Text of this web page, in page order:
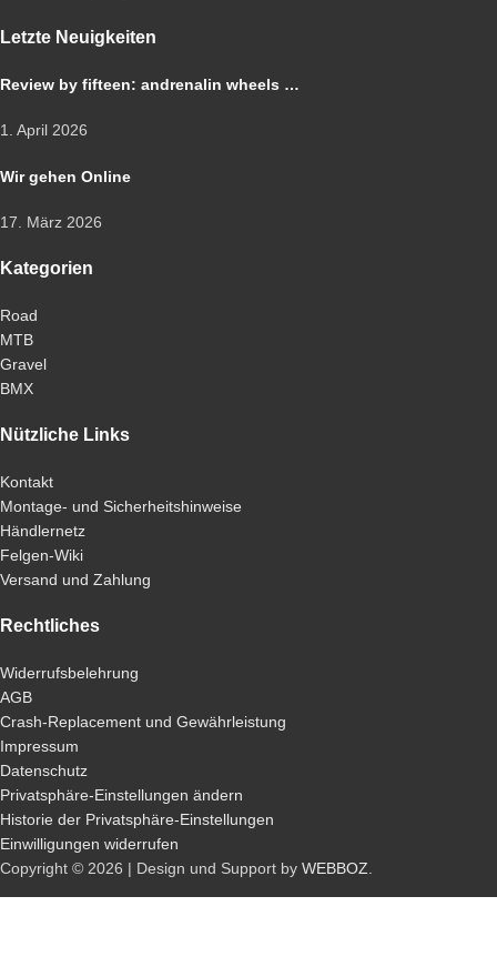
Letzte Neuigkeiten
Review by fifteen: andrenalin wheels …
1. April 2026
Wir gehen Online
17. März 2026
Kategorien
Road
MTB
Gravel
BMX
Nützliche Links
Kontakt
Montage- und Sicherheitshinweise
Händlernetz
Felgen-Wiki
Versand und Zahlung
Rechtliches
Widerrufsbelehrung
AGB
Crash-Replacement und Gewährleistung
Impressum
Datenschutz
Privatsphäre-Einstellungen ändern
Historie der Privatsphäre-Einstellungen
Einwilligungen widerrufen
Copyright © 2026 | Design und Support by WEBBOZ